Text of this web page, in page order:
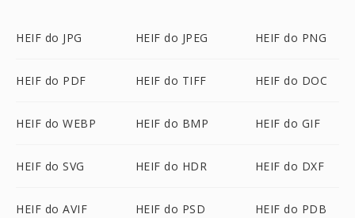
HEIF do JPG HEIF do JPEG HEIF do PNG
HEIF do PDF HEIF do TIFF HEIF do DOC
HEIF do WEBP HEIF do BMP HEIF do GIF
HEIF do SVG HEIF do HDR HEIF do DXF
HEIF do AVIF HEIF do PSD HEIF do PDB